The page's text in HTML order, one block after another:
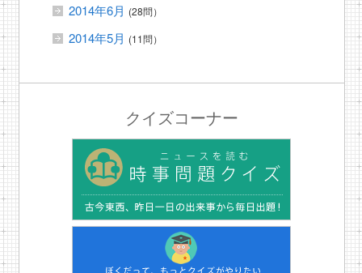
2014年6月 (28問）
2014年5月 (11問）
クイズコーナー